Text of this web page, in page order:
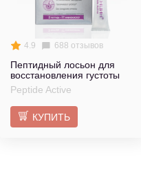
4.9 688 отзывов
Пептидный лосьон для
восстановления густоты
Peptide Active
КУПИТЬ